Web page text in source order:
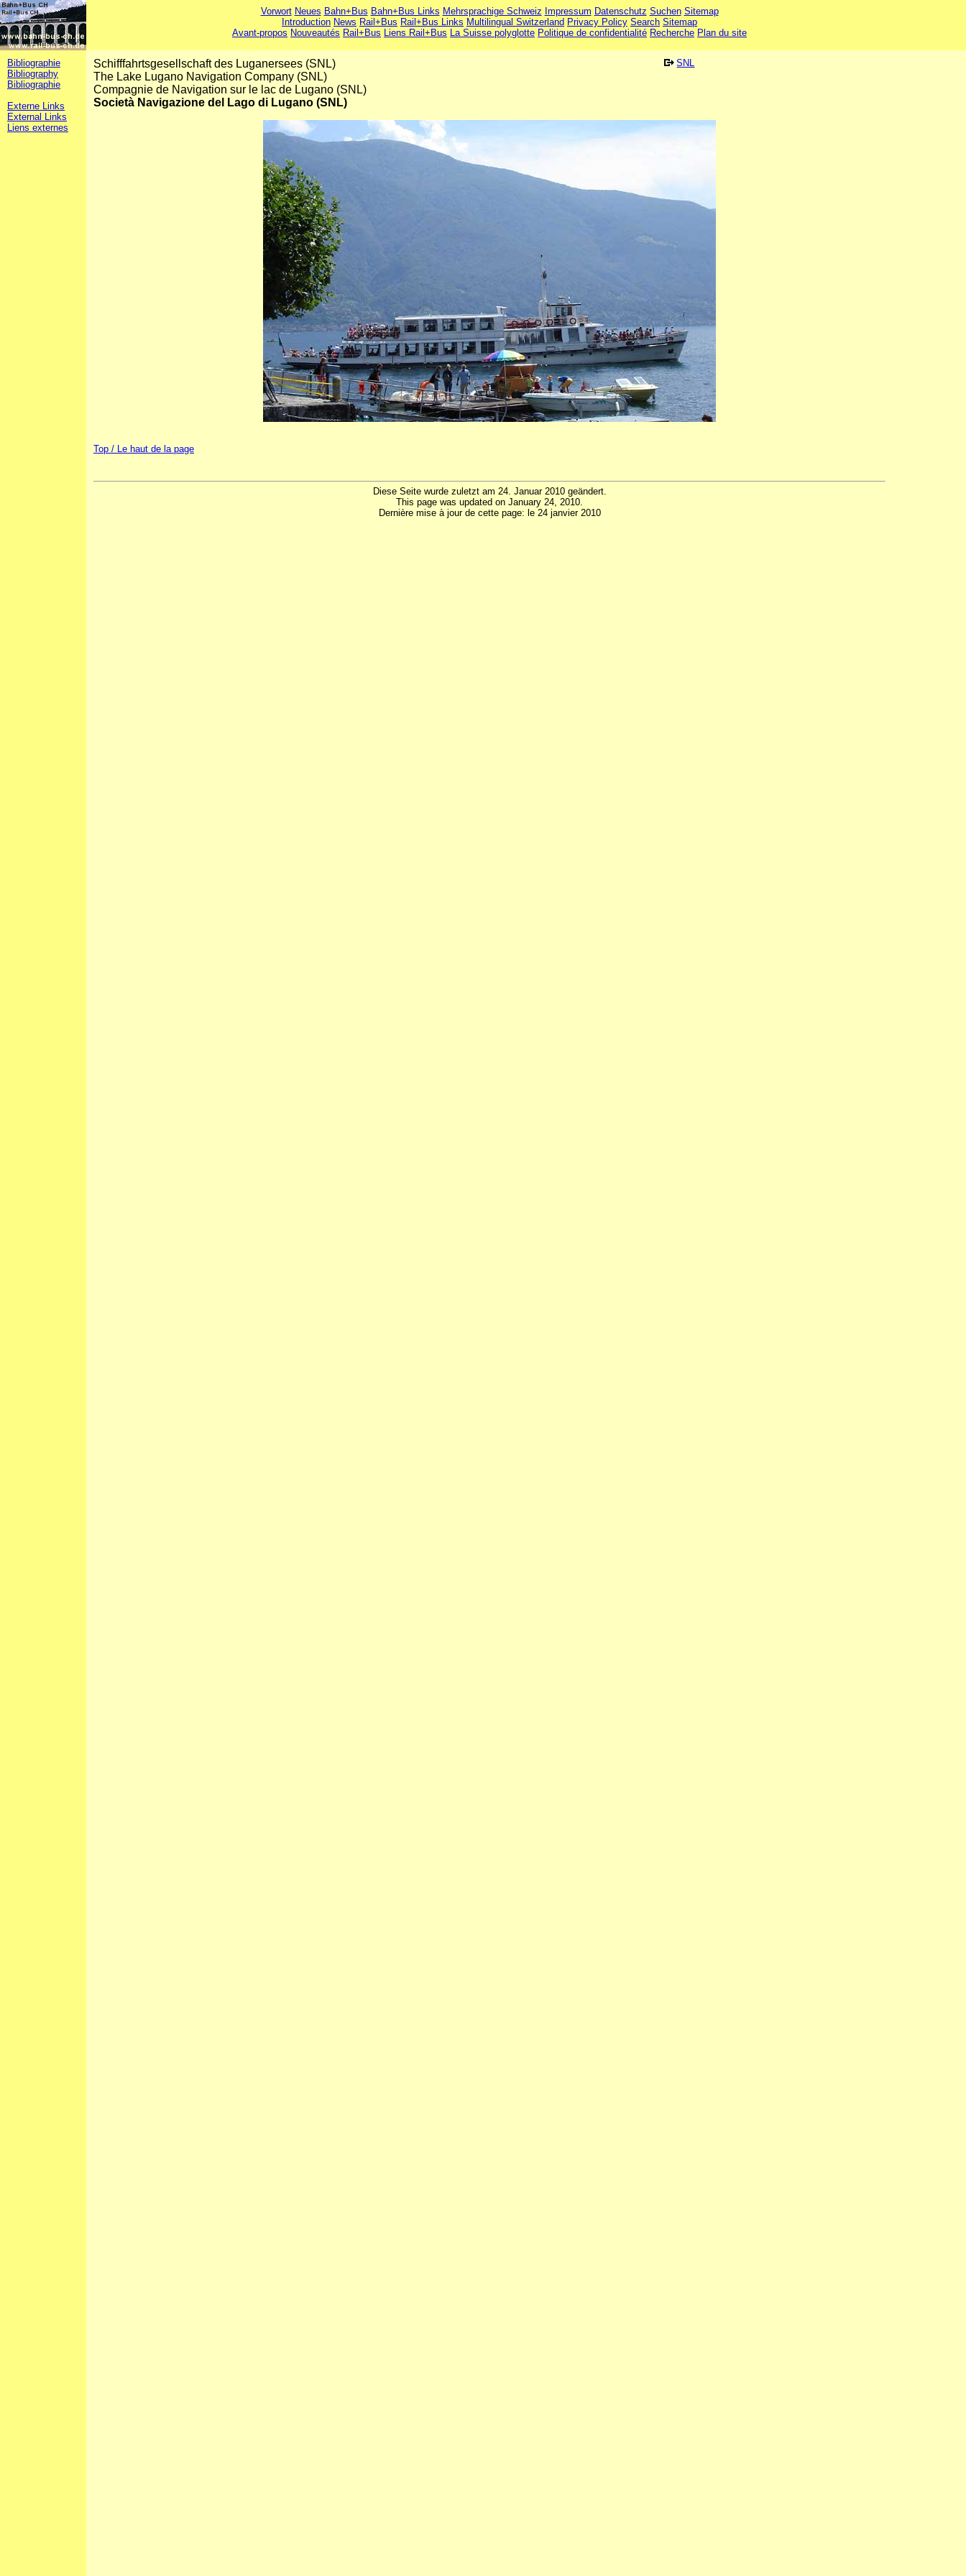
Vorwort Neues Bahn+Bus Bahn+Bus Links Mehrsprachige Schweiz Impressum Datenschutz Suchen Sitemap
Introduction News Rail+Bus Rail+Bus Links Multilingual Switzerland Privacy Policy Search Sitemap
Avant-propos Nouveautés Rail+Bus Liens Rail+Bus La Suisse polyglotte Politique de confidentialité Recherche Plan du site
Bibliographie
Bibliography
Bibliographie
Externe Links
External Links
Liens externes
Schifffahrtsgesellschaft des Luganersees (SNL)
The Lake Lugano Navigation Company (SNL)
Compagnie de Navigation sur le lac de Lugano (SNL)
Società Navigazione del Lago di Lugano (SNL)
SNL
Top / Le haut de la page
Diese Seite wurde zuletzt am 24. Januar 2010 geändert.
This page was updated on January 24, 2010.
Dernière mise à jour de cette page: le 24 janvier 2010